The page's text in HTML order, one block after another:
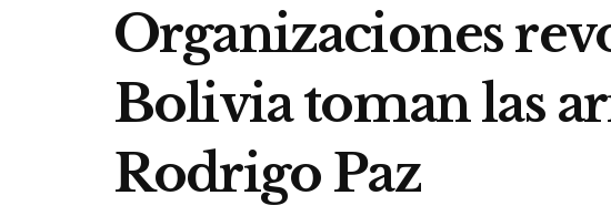
Organizaciones
Bolivia toman las
Rodrigo Paz